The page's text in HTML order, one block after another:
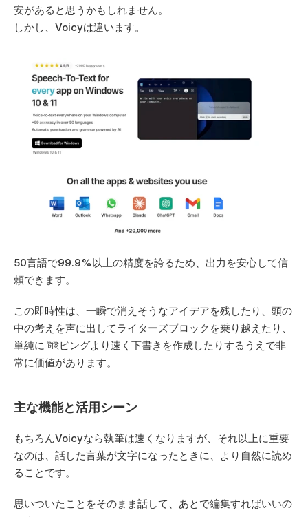
安があると思うかもしれません。
しかし、Voicyは違います。
50言語で99.9%以上の精度を誇るため、出力を安心して信
頼できます。
この即時性は、一瞬で消えそうなアイデアを残したり、頭の
中の考えを声に出してライターズブロックを乗り越えたり、
単純に টাইピングより速く下書きを作成したりするうえで非
常に価値があります。
主な機能と活用シーン
もちろんVoicyなら執筆は速くなりますが、それ以上に重要
なのは、話した言葉が文字になったときに、より自然に読め
ることです。
思いついたことをそのまま話して、あとで編集すればいいの